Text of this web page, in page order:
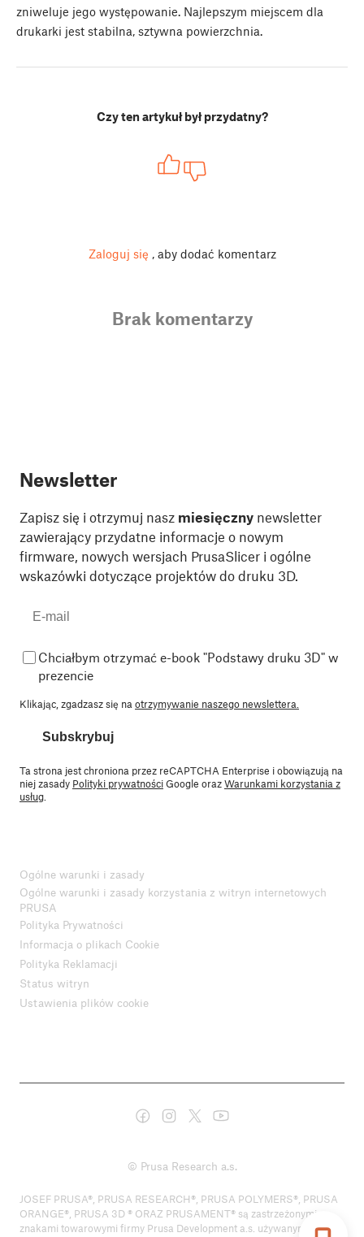
zniweluje jego występowanie. Najlepszym miejscem dla
drukarki jest stabilna, sztywna powierzchnia.
Czy ten artykuł był przydatny?
Zaloguj się , aby dodać komentarz
Brak komentarzy
Newsletter
Zapisz się i otrzymuj nasz miesięczny newsletter
zawierający przydatne informacje o nowym
firmware, nowych wersjach PrusaSlicer i ogólne
wskazówki dotyczące projektów do druku 3D.
Chciałbym otrzymać e-book "Podstawy druku 3D" w
prezencie
Klikając, zgadzasz się na otrzymywanie naszego newslettera.
Subskrybuj
Ta strona jest chroniona przez reCAPTCHA Enterprise i obowiązują na
niej zasady Polityki prywatnościGoogle orazWarunkami korzystania z
usług
Ogólne warunki i zasady
Ogólne warunki i zasady korzystania z witryn internetowych
PRUSA
Polityka Prywatności
Informacja o plikach Cookie
Polityka Reklamacji
Status witryn
Ustawienia plików cookie
© Prusa Research a.s.
JOSEF PRUSA®, PRUSA RESEARCH®, PRUSA POLYMERS®, PRUSA
ORANGE®, PRUSA 3D ® ORAZ PRUSAMENT® są zastrzeżonymi
znakami towarowymi firmy Prusa Development a.s. używanymi przez